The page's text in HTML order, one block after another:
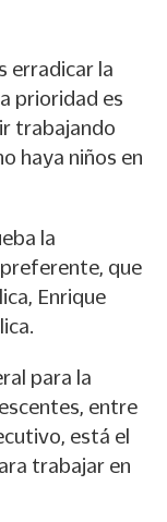
erradicar la
prioridad es
trabajando
haya niños en
la
que
Enrique
para la
entre
está el
trabajar en